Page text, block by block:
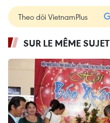
Theo dõi VietnamPlus
SUR LE MÊME SUJET